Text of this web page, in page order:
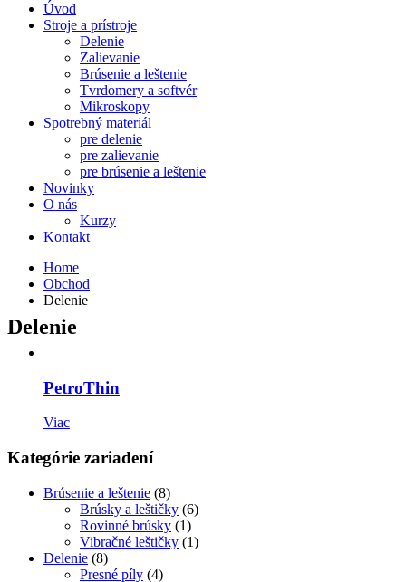
Úvod
Stroje a prístroje
Delenie
Zalievanie
Brúsenie a leštenie
Tvrdomery a softvér
Mikroskopy
Spotrebný materiál
pre delenie
pre zalievanie
pre brúsenie a leštenie
Novinky
O nás
Kurzy
Kontakt
Home
Obchod
Delenie
Delenie
PetroThin
Viac
Kategórie zariadení
Brúsenie a leštenie (8)
Brúsky a leštičky (6)
Rovinné brúsky (1)
Vibračné leštičky (1)
Delenie (8)
Presné píly (4)